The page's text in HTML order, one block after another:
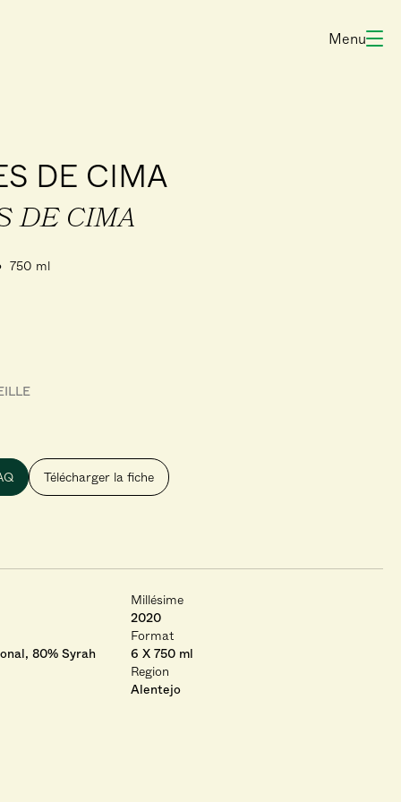
Menu
DE CIMA
DE CIMA
750 ml
Télécharger la fiche
Millésime
2020
80% Syrah
Format
6 X 750 ml
Region
Alentejo